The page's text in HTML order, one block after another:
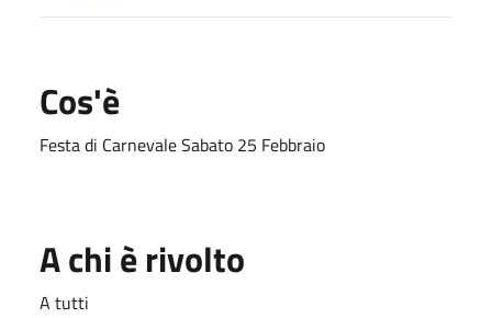
Cos'è
Festa di Carnevale Sabato 25 Febbraio
A chi è rivolto
A tutti